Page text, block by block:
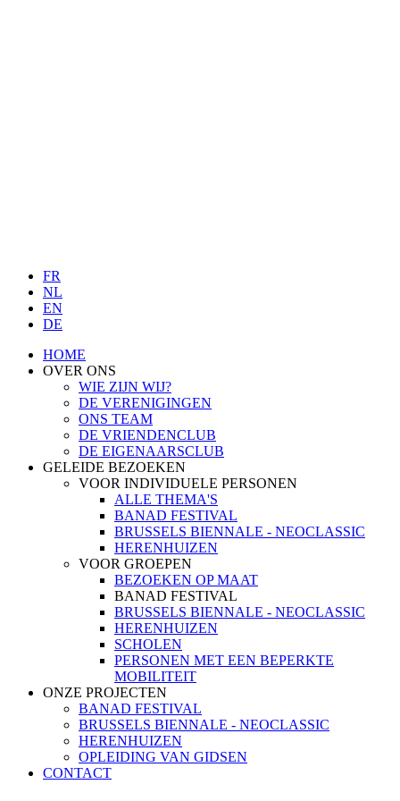
FR
NL
EN
DE
HOME
OVER ONS
WIE ZIJN WIJ?
DE VERENIGINGEN
ONS TEAM
DE VRIENDENCLUB
DE EIGENAARSCLUB
GELEIDE BEZOEKEN
VOOR INDIVIDUELE PERSONEN
ALLE THEMA'S
BANAD FESTIVAL
BRUSSELS BIENNALE - NEOCLASSIC
HERENHUIZEN
VOOR GROEPEN
BEZOEKEN OP MAAT
BANAD FESTIVAL
BRUSSELS BIENNALE - NEOCLASSIC
HERENHUIZEN
SCHOLEN
PERSONEN MET EEN BEPERKTE
MOBILITEIT
ONZE PROJECTEN
BANAD FESTIVAL
BRUSSELS BIENNALE - NEOCLASSIC
HERENHUIZEN
OPLEIDING VAN GIDSEN
CONTACT